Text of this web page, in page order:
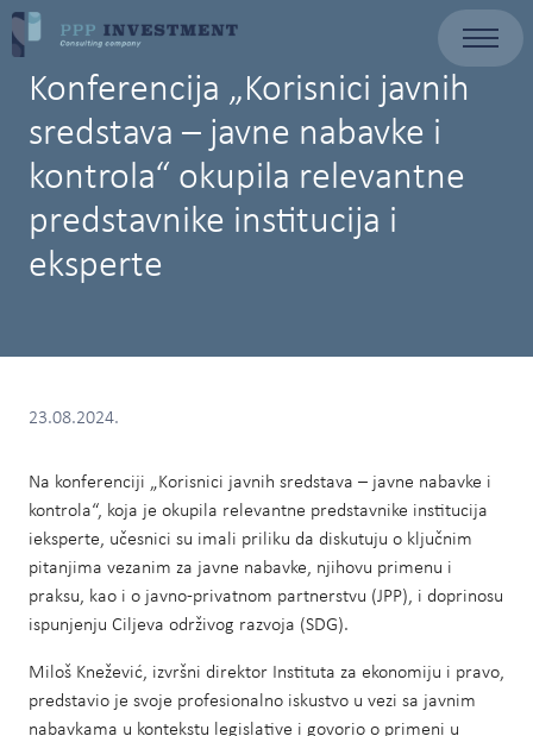
Konferencija „Korisnici javnih
sredstava – javne nabavke i
kontrola“ okupila relevantne
predstavnike institucija i
eksperte
23.08.2024.
Na konferenciji „Korisnici javnih sredstava – javne nabavke i
kontrola“, koja je okupila relevantne predstavnike institucija
ieksperte, učesnici su imali priliku da diskutuju o ključnim
pitanjima vezanim za javne nabavke, njihovu primenu i
praksu, kao i o javno-privatnom partnerstvu (JPP), i doprinosu
ispunjenju Ciljeva održivog razvoja (SDG).
Miloš Knežević, izvršni direktor Instituta za ekonomiju i pravo,
predstavio je svoje profesionalno iskustvo u vezi sa javnim
nabavkama u kontekstu legislative i govorio o primeni u